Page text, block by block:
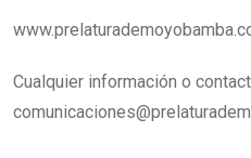
Cualquier información o